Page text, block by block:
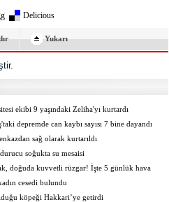
Delicious
Yukarı
ekibi 9 yaşındaki Zeliha'yı kurtardı
depremde can kaybı sayısı 7 bine dayandı
sağ olarak kurtarıldı
soğukta su mesaisi
doğuda kuvvetli rüzgar! İşte 5 günlük hava
cesedi bulundu
köpeği Hakkari’ye getirdi